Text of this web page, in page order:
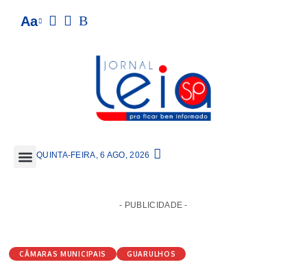
Aa
QUINTA-FEIRA, 6 AGO, 2026
- PUBLICIDADE -
CÂMARAS MUNICIPAIS GUARULHOS